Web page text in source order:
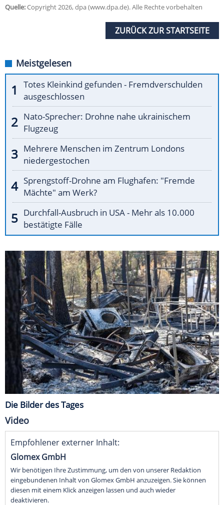
Quelle:Copyright 2026, dpa (www.dpa.de). Alle Rechte vorbehalten
ZURÜCK ZUR STARTSEITE
Meistgelesen
Totes Kleinkind gefunden - Fremdverschulden
ausgeschlossen
Nato-Sprecher: Drohne nahe ukrainischem
Flugzeug
Mehrere Menschen im Zentrum Londons
niedergestochen
Sprengstoff-Drohne am Flughafen: "Fremde
Mächte" am Werk?
Durchfall-Ausbruch in USA - Mehr als 10.000
bestätigte Fälle
Die Bilder des Tages
Video
Empfohlener externer Inhalt:
Glomex GmbH
Wir benötigen Ihre Zustimmung, um den von unserer Redaktion
eingebundenen Inhalt von Glomex GmbH anzuzeigen. Sie können
diesen mit einem Klick anzeigen lassen und auch wieder
deaktivieren.